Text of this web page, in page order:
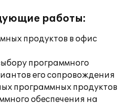
работы:
продуктов в офис
программного
его сопровождения
программных продуктов
обеспечения на